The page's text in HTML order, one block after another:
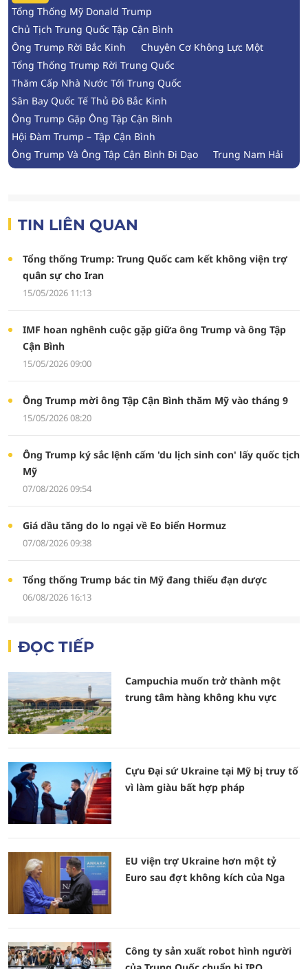
Tổng Thống Mỹ Donald Trump
Chủ Tịch Trung Quốc Tập Cận Bình
Ông Trump Rời Bắc Kinh
Chuyên Cơ Không Lực Một
Tổng Thống Trump Rời Trung Quốc
Thăm Cấp Nhà Nước Tới Trung Quốc
Sân Bay Quốc Tế Thủ Đô Bắc Kinh
Ông Trump Gặp Ông Tập Cận Bình
Hội Đàm Trump – Tập Cận Bình
Ông Trump Và Ông Tập Cận Bình Đi Dạo
Trung Nam Hải
TIN LIÊN QUAN
Tổng thống Trump: Trung Quốc cam kết không viện trợ
quân sự cho Iran
15/05/2026 11:13
IMF hoan nghênh cuộc gặp giữa ông Trump và ông Tập
Cận Bình
15/05/2026 09:00
Ông Trump mời ông Tập Cận Bình thăm Mỹ vào tháng 9
15/05/2026 08:20
Ông Trump ký sắc lệnh cấm 'du lịch sinh con' lấy quốc tịch
Mỹ
07/08/2026 09:54
Giá dầu tăng do lo ngại về Eo biển Hormuz
07/08/2026 09:38
Tổng thống Trump bác tin Mỹ đang thiếu đạn dược
06/08/2026 16:13
ĐỌC TIẾP
Campuchia muốn trở thành một
trung tâm hàng không khu vực
Cựu Đại sứ Ukraine tại Mỹ bị truy tố
vì làm giàu bất hợp pháp
EU viện trợ Ukraine hơn một tỷ
Euro sau đợt không kích của Nga
Công ty sản xuất robot hình người